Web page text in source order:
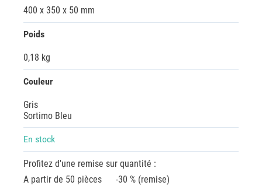
400 x 350 x 50 mm
Poids
0,18 kg
Couleur
Gris
Sortimo Bleu
En stock
Profitez d'une remise sur quantité :
A partir de 50 pièces
-30 % (remise)